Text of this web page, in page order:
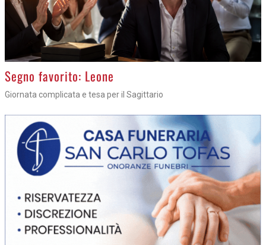
>
Segno favorito: Leone
Giornata complicata e tesa per il Sagittario